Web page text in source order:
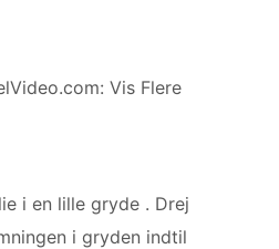
Vis Flere
i en lille gryde . Drej
i gryden indtil